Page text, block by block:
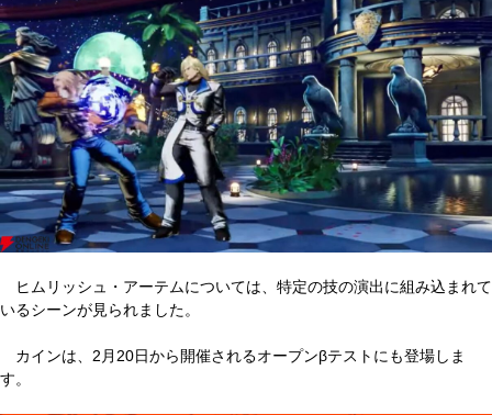
ヒムリッシュ・アーテムについては、特定の技の演出に組み込まれて
いるシーンが見られました。
カインは、2月20日から開催されるオープンβテストにも登場しま
す。